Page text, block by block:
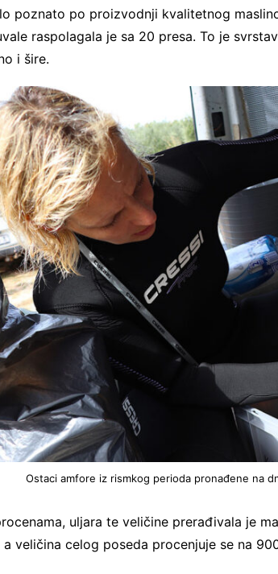
poznato po proizvodnji kvalitetnog
raspolagala je sa 20 presa. To je
i šire.
Ostaci amfore iz rismkog perioda pronađene na
uljara te veličine prerađivala je
a veličina celog poseda procenjuje se na